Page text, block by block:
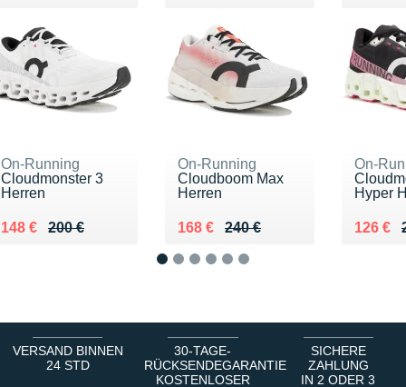
On-Running
Cloudmonster 3
Herren
200 €
Au lieu de 200 €
148 €
Vendu 148 €
On-Running
Cloudboom Max
Herren
240 €
Au lieu de 240 €
168 €
Vendu 168 €
On-
Hyper
Au lieu
126 €
Vendu
VERSAND BINNEN
24 STD
30-TAGE-
RÜCKSENDEGARANTIE
KOSTENLOSER
SICHERE
ZAHLUNG
IN 2 ODER 3